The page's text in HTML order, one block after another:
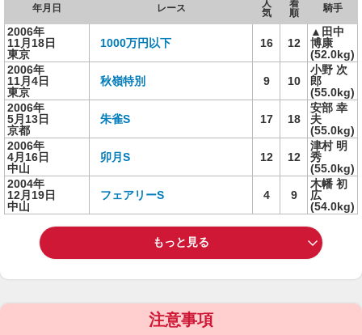
年月日 レース
人
気
着
順
騎手
2006年
11月18日
東京
1000万円以下 16 12
▲田中
博康
(52.0kg)
2006年
11月4日
東京
秋嶺特別 9 10
小野 次
郎
(55.0kg)
2006年
5月13日
京都
朱雀S 17 18
安部 幸
夫
(55.0kg)
2006年
4月16日
中山
卯月S 12 12
津村 明
秀
(55.0kg)
2004年
12月19日
中山
フェアリーS 4 9
木幡 初
広
(54.0kg)
もっと見る
注意事項